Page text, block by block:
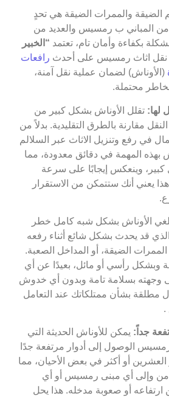
الضيقة والممرات الضيقة هي تحدٍ
من المباني ب رمسيس والعديد من
بكفاءة وأمان تام، تعتمد “الخبير
اثاث رمسيس على أحدث رافعات
(الأوناش) لضمان عملية نقل آمنة،
محتملة.
لها: تقلل الأوناش بشكل كبير من
مقارنة بالطرق التقليدية. بدلاً من
في رفع وتنزيل الاثاث عبر السلالم
بهذه المهمة في دقائق معدودة، مما
كبير، وينعكس إيجابًا على سرعة
يعني أنك ستتمكن من الاستقرار
الأوناش بشكل شبه كامل خطر
قد يحدث بشكل شائع أثناء رفعه
الممرات الضيقة، أو المداخل الصعبة.
وبشكل رأسي أو مائل، بعيدًا عن أي
وجهته بسلامة تامة وبدون أي خدوش
مطلقة بشأن ممتلكاتك عند التعامل
.
جداً: يمكن للأوناش الحديثة التي
الوصول إلى أدوار مرتفعة جدًا
أو أكثر في بعض الأحيان، مما
من وإلى أي مبنى رمسيس أو أي
أو صعوبة مدخله. هذا يحل